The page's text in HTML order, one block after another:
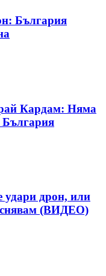
България
Кардам: Няма
България
дрон, или
(ВИДЕО)